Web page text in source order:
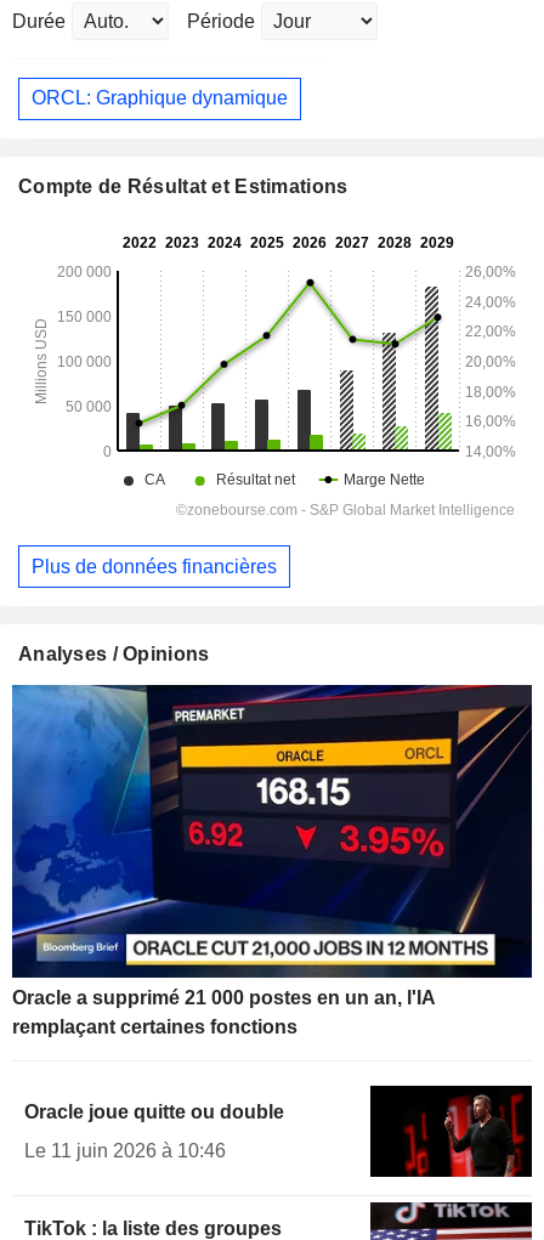
Durée Période
ORCL: Graphique dynamique
Compte de Résultat et Estimations
Plus de données financières
Analyses / Opinions
Oracle a supprimé 21 000 postes en un an, l'IA
remplaçant certaines fonctions
Oracle joue quitte ou double
Le 11 juin 2026 à 10:46
TikTok : la liste des groupes